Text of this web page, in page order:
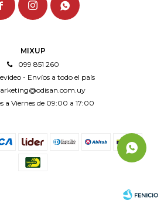
MIXUP
099 851 260
- Envíos a todo el país
a Viernes de 09:00 a 17:00
 